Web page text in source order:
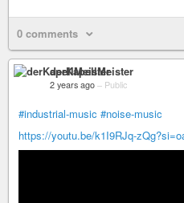
0 comments
derKapellMeister
2 years ago – Public
#industrial-music #noise-music
https://youtu.be/k1I9RJq-